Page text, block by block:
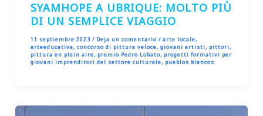
SYAMHOPE A UBRIQUE: MOLTO PIÙ
DI UN SEMPLICE VIAGGIO
11 septiembre 2023 / Deja un comentario / arte locale,
arteeducativa, concorso di pittura veloce, giovani artisti, pittori,
pittura en plein aire, premio Pedro Lobato, progetti formativi per
giovani imprenditori del settore culturale, pueblos blancos